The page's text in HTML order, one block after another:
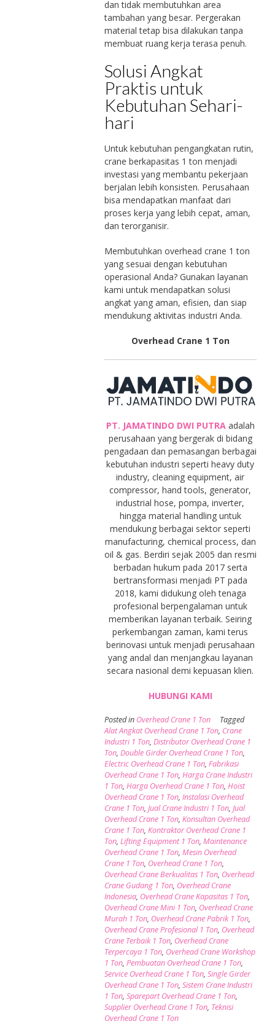
dan tidak membutuhkan area
tambahan yang besar. Pergerakan
material tetap bisa dilakukan tanpa
membuat ruang kerja terasa penuh.
Solusi Angkat
Praktis untuk
Kebutuhan Sehari-
hari
Untuk kebutuhan pengangkatan rutin,
crane berkapasitas 1 ton menjadi
investasi yang membantu pekerjaan
berjalan lebih konsisten. Perusahaan
bisa mendapatkan manfaat dari
proses kerja yang lebih cepat, aman,
dan terorganisir.
Membutuhkan overhead crane 1 ton
yang sesuai dengan kebutuhan
operasional Anda? Gunakan layanan
kami untuk mendapatkan solusi
angkat yang aman, efisien, dan siap
mendukung aktivitas industri Anda.
Overhead Crane 1 Ton
PT. JAMATINDO DWI PUTRA adalah
perusahaan yang bergerak di bidang
pengadaan dan pemasangan berbagai
kebutuhan industri seperti heavy duty
industry, cleaning equipment, air
compressor, hand tools, generator,
industrial hose, pompa, inverter,
hingga material handling untuk
mendukung berbagai sektor seperti
manufacturing, chemical process, dan
oil & gas. Berdiri sejak 2005 dan resmi
berbadan hukum pada 2017 serta
bertransformasi menjadi PT pada
2018, kami didukung oleh tenaga
profesional berpengalaman untuk
memberikan layanan terbaik. Seiring
perkembangan zaman, kami terus
berinovasi untuk menjadi perusahaan
yang andal dan menjangkau layanan
secara nasional demi kepuasan klien.
HUBUNGI KAMI
Posted in Overhead Crane 1 Ton
Tagged
Alat Angkat Overhead Crane 1 Ton, Crane
Industri 1 Ton, Distributor Overhead Crane 1
Ton, Double Girder Overhead Crane 1 Ton,
Electric Overhead Crane 1 Ton, Fabrikasi
Overhead Crane 1 Ton, Harga Crane Industri
1 Ton, Harga Overhead Crane 1 Ton, Hoist
Overhead Crane 1 Ton, Instalasi Overhead
Crane 1 Ton, Jual Crane Industri 1 Ton, Jual
Overhead Crane 1 Ton, Konsultan Overhead
Crane 1 Ton, Kontraktor Overhead Crane 1
Ton, Lifting Equipment 1 Ton, Maintenance
Overhead Crane 1 Ton, Mesin Overhead
Crane 1 Ton, Overhead Crane 1 Ton,
Overhead Crane Berkualitas 1 Ton, Overhead
Crane Gudang 1 Ton, Overhead Crane
Indonesia, Overhead Crane Kapasitas 1 Ton,
Overhead Crane Mini 1 Ton, Overhead Crane
Murah 1 Ton, Overhead Crane Pabrik 1 Ton,
Overhead Crane Profesional 1 Ton, Overhead
Crane Terbaik 1 Ton, Overhead Crane
Terpercaya 1 Ton, Overhead Crane Workshop
1 Ton, Pembuatan Overhead Crane 1 Ton,
Service Overhead Crane 1 Ton, Single Girder
Overhead Crane 1 Ton, Sistem Crane Industri
1 Ton, Sparepart Overhead Crane 1 Ton,
Supplier Overhead Crane 1 Ton, Teknisi
Overhead Crane 1 Ton